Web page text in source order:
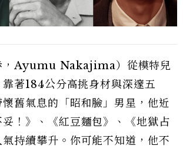
，Ayumu Nakajima）從模特兒
著184公分高挑身材與深邃五
舊氣息的「昭和臉」男星，他近
！》、《紅豆麵包》、《地獄占
持續攀升。你可能不知道，他不